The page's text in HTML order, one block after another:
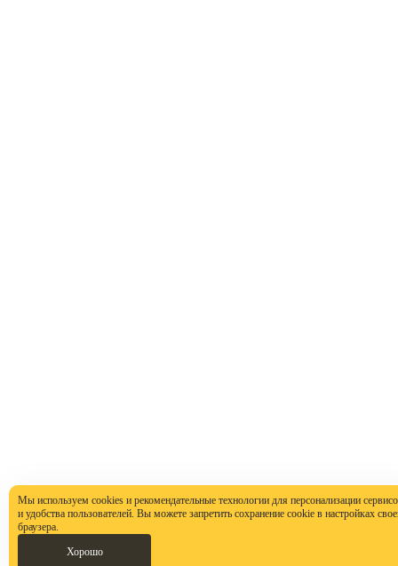
Мы используем cookies и рекомендательные технологии для персонализации
и удобства пользователей. Вы можете запретить сохранение cookie в настройках
браузера.
Хорошо